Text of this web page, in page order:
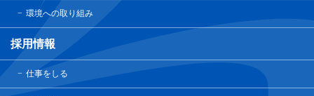
環境への取り組み
採用情報
仕事をしる